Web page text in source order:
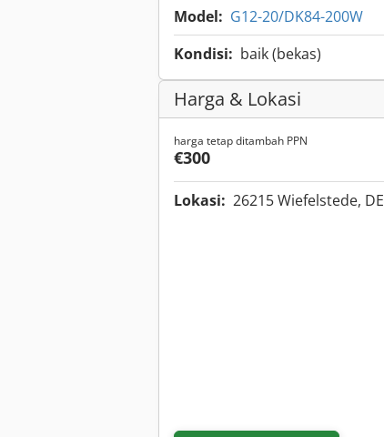
Model: G12-20/DK84-200W
Kondisi: baik (bekas)
Harga & Lokasi
harga tetap ditambah PPN
€300
Lokasi: 26215 Wiefelstede, DE